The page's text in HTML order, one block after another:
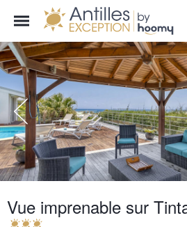
Vue imprenable sur